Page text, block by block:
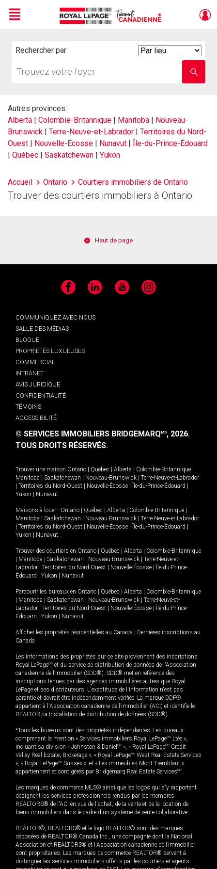
Menu
Rechercher par
votre
nom
Autres provinces :
Alberta | Colombie-Britannique | Manitoba | Nouveau-
Brunswick | Terre-Neuve-et-Labrador | Territoires du Nord-
Ouest | Nouvelle-Écosse | Nunavut | Île-du-Prince-Édouard
| Québec | Saskatchewan | Yukon
Accueil Ontario Courtiers immobiliers de Ontario
Trouver des courtiers immobiliers à Ontario
Haut de page
Facebook LinkedIn YouTube Instagram
COMMUNIQUEZ AVEC NOUS
SALLE DES MÉDIAS
BLOGUE
PROPRIÉTÉS LUXUEUSES
COMMERCIAL
INTRANET
AVIS JURIDIQUE
CONFIDENTIALITÉ
TÉMOINS
ACCESSIBILITÉ
© SERVICES IMMOBILIERS BRIDGEMARQMD, 2026.
TOUS DROITS RÉSERVÉS.
Trouver une maison Ontario Québec Alberta Colombie-Britannique
Manitoba
Saskatchewan Nouveau-Brunswick
Terre-Neuve-et-Labrador
Territoires du Nord-Ouest Nouvelle-Écosse Île-du-Prince-Édouard
Yukon
Nunavut.
Maisons à louer - Ontario Québec Alberta Colombie-Britannique
Manitoba
Saskatchewan Nouveau-Brunswick
Terre-Neuve-et-Labrador
Territoires du Nord-Ouest Nouvelle-Écosse Île-du-Prince-Édouard
Yukon
Nunavut.
Trouver des courtiers en Ontario Québec Alberta
Colombie-Britannique
Manitoba Saskatchewan Nouveau-Brunswick
Terre-Neuve-et-
Labrador
Territoires du Nord-Ouest Nouvelle-Écosse
Île-du-Prince-
Édouard
Yukon Nunavut
Parcourir les bureaux en Ontario Québec Alberta
Colombie-Britannique
Manitoba Saskatchewan Nouveau-Brunswick
Terre-Neuve-et-
Labrador
Territoires du Nord-Ouest Nouvelle-Écosse
Île-du-Prince-
Édouard
Yukon Nunavut
Afficher les propriétés résidentielles au Canada
Dernières inscriptions au
Canada
Les informations des propriétés sur ce site proviennent des inscriptions
Royal LePageMD et du service de distribution de données de l'Association
canadienne de l’immobilier (SDD®). SDD® met en référence des
inscriptions tenues par des agences immobilières autres que Royal
LePage et ses distributeurs. L'exactitude de l'information n'est pas
garantie et devrait être indépendamment vérifiée. La marque DDF®
appartient à l'Association canadienne de l’immobilier (ACI) et identifie le
REALTOR.ca Installation de distribution de données (SDD®).
*Tous les bureaux sont des propriétés indépendantes. Les bureaux
comprenant la mention « Services immobiliers Royal LePageMD Ltée »,
incluant sa division « Johnston & Daniel MD », « Royal LePageMD Credit
Valley Real Estate, Brokerage », « Royal LePageMD West Real Estate Services
», « Royal LePageMD Sussex », et « Les immeubles Mont-Tremblant »
appartiennent et sont gérés par Bridgemarq Real Estate ServicesMD.
Les marques de commerce MLS® ainsi que les logos qui s'y rapportent
désignent les services professionnels rendus par les membres
REALTORS® de l'ACI en vue de l'achat, de la vente et de la location de
biens immobiliers dans le cadre d'un système de vente collaborative.
REALTOR®, REALTORS® et le logo REALTOR® sont des marques
déposées de REALTOR® Canada Inc., une compagnie dont la National
Association of REALTORS® et l'Association canadienne de l’immobilier
sont propriétaires. Les marques de commerce REALTOR® servent à
distinguer les services immobiliers offerts par les courtiers et agents